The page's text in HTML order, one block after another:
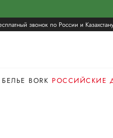
звонок по России и
BORK РОССИЙСКИЕ